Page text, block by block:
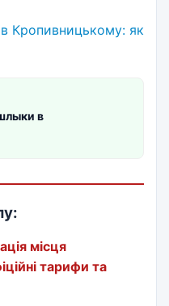
Кропивницькому: як
в
місця
тарифи та